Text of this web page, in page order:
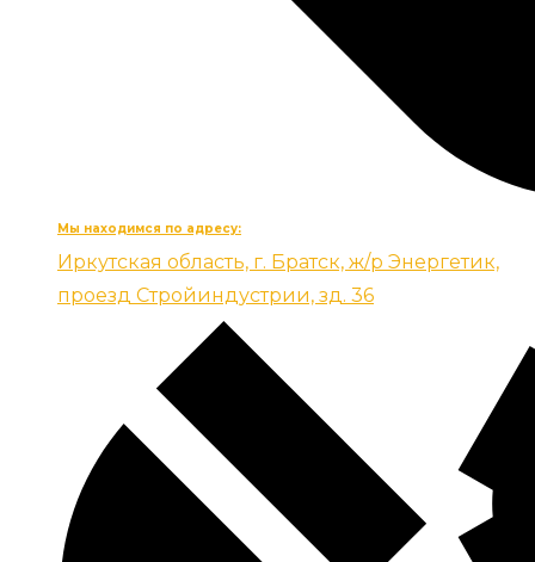
Мы находимся по адресу:
Иркутская область, г. Братск, ж/р Энергетик,
проезд Стройиндустрии, зд. 36